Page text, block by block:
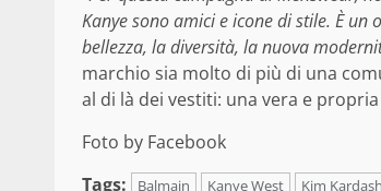
Kanye sono amici e icone di stile. È
bellezza, la diversità, la nuova
marchio sia molto di più di una
al di là dei vestiti: una vera e propria
Foto by Facebook
Tags:
Balmain Kanye West Kim